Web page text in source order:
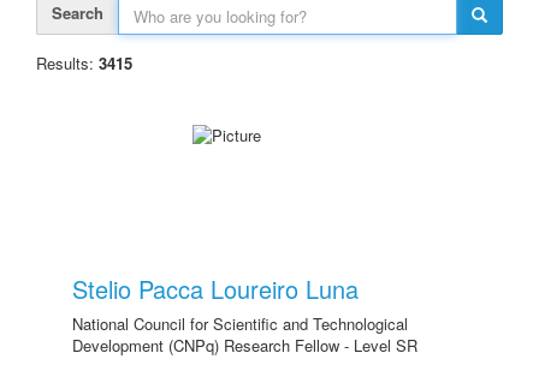
Search
Results: 3415
Stelio Pacca Loureiro Luna
National Council for Scientific and Technological
Development (CNPq) Research Fellow - Level SR